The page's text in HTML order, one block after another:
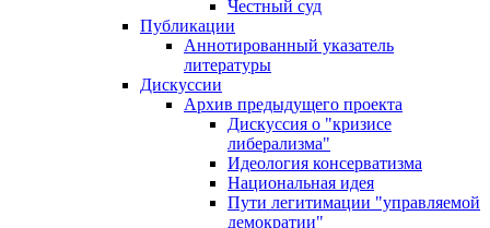
Честный суд
Публикации
Аннотированный указатель
литературы
Дискуссии
Архив предыдущего проекта
Дискуссия о "кризисе
либерализма"
Идеология консерватизма
Национальная идея
Пути легитимации "управляемой
демократии"